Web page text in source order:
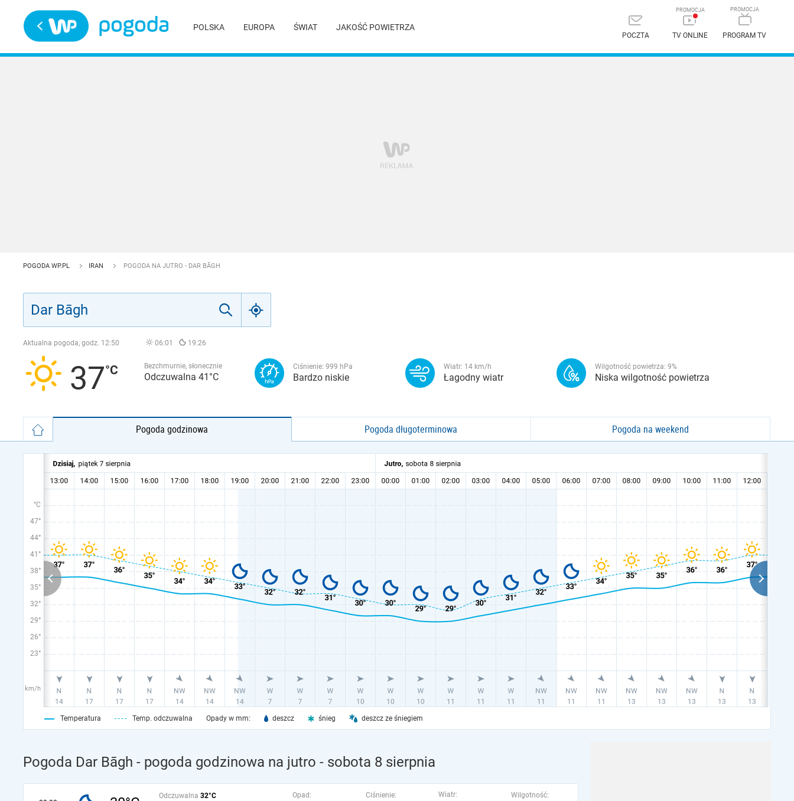
POLSKA EUROPA ŚWIAT JAKOŚĆ POWIETRZA
POCZTA TV ONLINE PROGRAM TV
POGODA WP.PL IRAN POGODA NA JUTRO - DAR BĀGH
Aktualna pogoda, godz. 12:50 06:01 19:26
37 Bezchmurnie, słonecznie
Odczuwalna 41°C
Ciśnienie: 999 hPa
Bardzo niskie
Wiatr: 14 km/h
Łagodny wiatr
Wilgotność powietrza: 9%
Niska wilgotność powietrza
Pogoda godzinowa Pogoda długoterminowa Pogoda na weekend
°C
47°
44°
41°
38°
35°
32°
29°
26°
23°
km/h
Temperatura Temp. odczuwalna Opady w mm: deszcz śnieg deszcz ze śniegiem
Pogoda Dar Bāgh - pogoda godzinowa na jutro - sobota 8 sierpnia
Odczuwalna 32°C
Opad:
Ciśnienie:
Wiatr:
Wilgotność: